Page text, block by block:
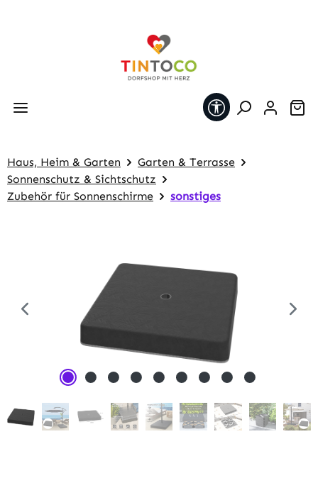
Werkzeugleiste
Haus, Heim & Garten
Garten & Terrasse
Sonnenschutz & Sichtschutz
Zubehör für Sonnenschirme
sonstiges